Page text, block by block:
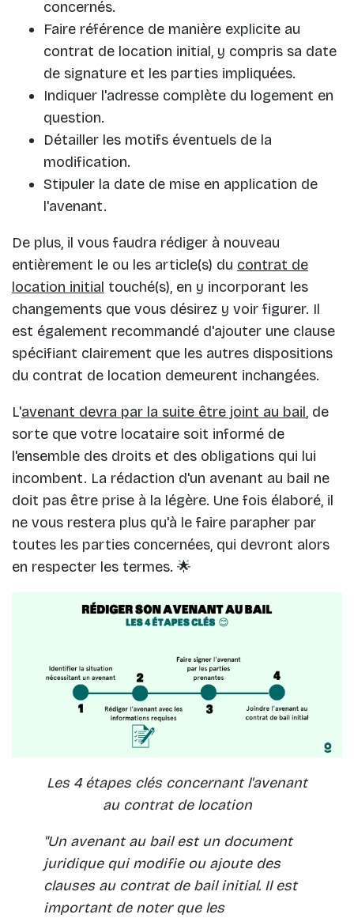
concernés.
Faire référence de manière explicite au
contrat de location initial, y compris sa date
de signature et les parties impliquées.
Indiquer l'adresse complète du logement en
question.
Détailler les motifs éventuels de la
modification.
Stipuler la date de mise en application de
l'avenant.
De plus, il vous faudra rédiger à nouveau
entièrement le ou les article(s) du contrat de
location initial touché(s), en y incorporant les
changements que vous désirez y voir figurer. Il
est également recommandé d'ajouter une clause
spécifiant clairement que les autres dispositions
du contrat de location demeurent inchangées.
L'avenant devra par la suite être joint au bail, de
sorte que votre locataire soit informé de
l'ensemble des droits et des obligations qui lui
incombent. La rédaction d'un avenant au bail ne
doit pas être prise à la légère. Une fois élaboré, il
ne vous restera plus qu'à le faire parapher par
toutes les parties concernées, qui devront alors
en respecter les termes. 🌟
Les 4 étapes clés concernant l'avenant
au contrat de location
"Un avenant au bail est un document
juridique qui modifie ou ajoute des
clauses au contrat de bail initial. Il est
important de noter que les